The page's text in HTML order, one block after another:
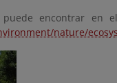
encontrar en
nature/